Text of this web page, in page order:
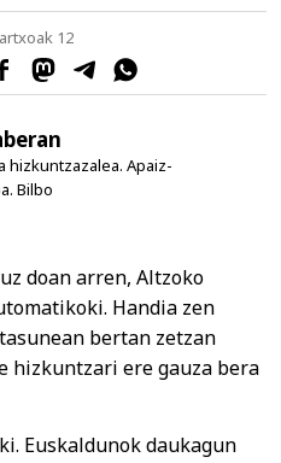
12
hizkuntzazalea. Apaiz-
Bilbo
doan arren, Altzoko
Handia zen
bertan zetzan
hizkuntzari ere gauza bera
Euskaldunok daukagun